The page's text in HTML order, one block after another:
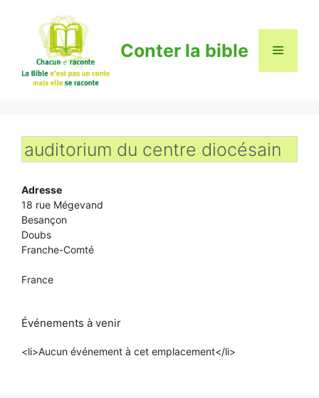
Conter la bible Menu
auditorium du centre diocésain
Adresse
18 rue Mégevand
Besançon
Doubs
Franche-Comté
France
Événements à venir
<li>Aucun événement à cet emplacement</li>